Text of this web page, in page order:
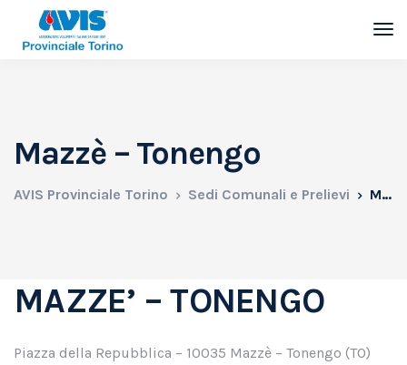
Mazzè – Tonengo
AVIS Provinciale Torino Sedi Comunali e Prelievi Mazzè – Tonengo
MAZZE’ – TONENGO
Piazza della Repubblica – 10035 Mazzè – Tonengo (TO)